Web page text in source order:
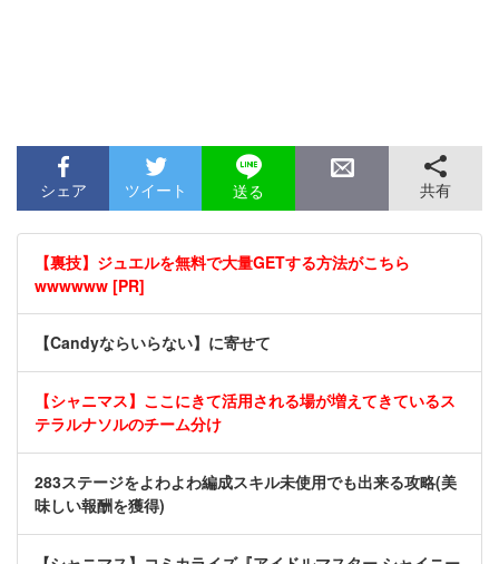
シェア ツイート 送る 共有
【裏技】ジュエルを無料で大量GETする方法がこちら
wwwwww [PR]
【Candyならいらない】に寄せて
【シャニマス】ここにきて活用される場が増えてきているス
テラルナソルのチーム分け
283ステージをよわよわ編成スキル未使用でも出来る攻略(美
味しい報酬を獲得)